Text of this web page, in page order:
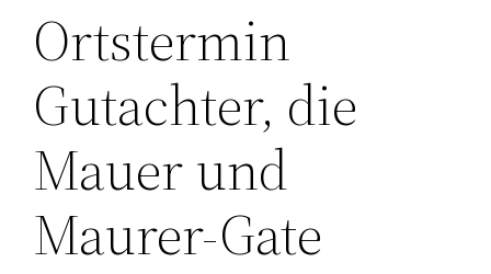
Ortstermin
Gutachter, die
Mauer und
Maurer-Gate